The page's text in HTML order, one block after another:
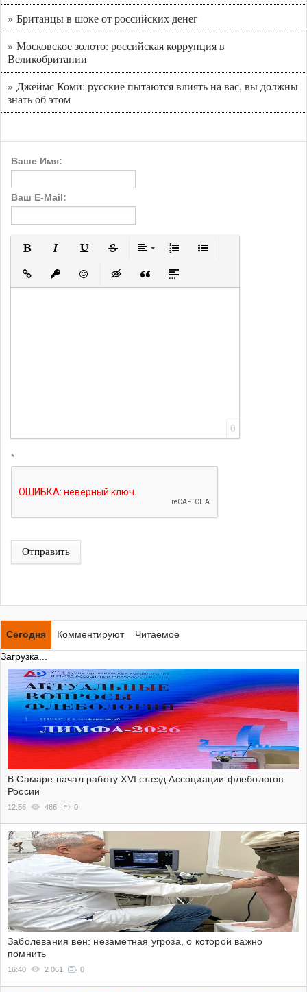
» Британцы в шоке от российских денег
» Московское золото: российская коррупция в
Великобритании
» Джеймс Коми: русские пытаются влиять на вас, вы должны
знать об этом
Ваше Имя:
Ваш E-Mail:
Вставить ссылку
Вставить защищенную ссылку
Вставить смайлик
Вставка скрытого текста
Вставка цитаты
Вставка спойлера
0
*
Отправить
Сегодня Комментируют
Читаемое
Загрузка...
В Самаре начал работу XVI съезд Ассоциации флебологов
России
12:56 486 0
Заболевания вен: незаметная угроза, о которой важно
помнить
16:40 2 061 0